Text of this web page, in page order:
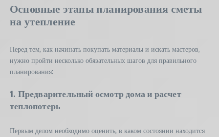
Основные этапы планирования сметы
на утепление
Перед тем, как начинать покупать материалы и искать мастеров,
нужно пройти несколько обязательных шагов для правильного
планирования:
1. Предварительный осмотр дома и расчет
теплопотерь
Первым делом необходимо оценить, в каком состоянии находится